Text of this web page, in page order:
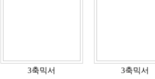
3축믹서 3축믹서